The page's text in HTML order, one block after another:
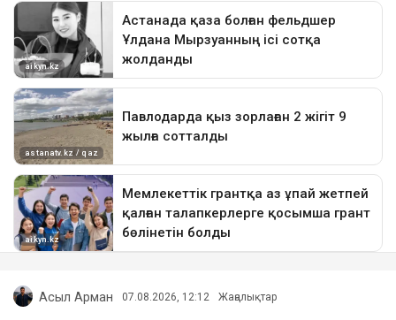
Асыл Арман 07.08.2026, 12:12 Жаңалықтар